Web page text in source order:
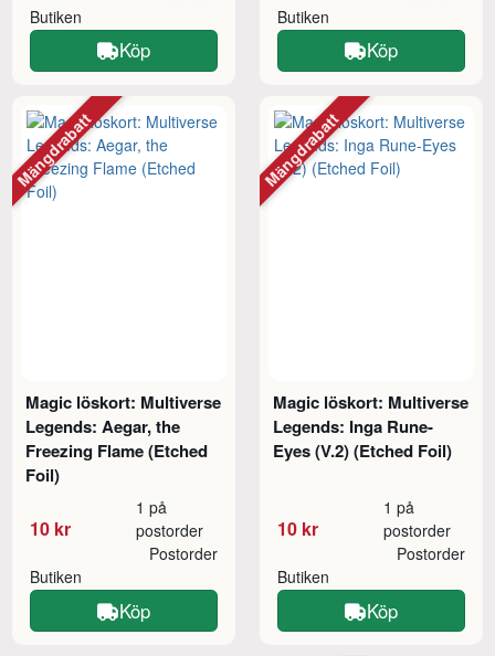
Butiken
Köp
Butiken
Köp
Magic löskort: Multiverse
Legends: Aegar, the
Freezing Flame (Etched
Foil)
10 kr
1 på
postorder
Butiken
Postorder
Köp
Mängdrabatt
Magic löskort: Multiverse
Legends: Inga Rune-
Eyes (V.2) (Etched Foil)
10 kr
1 på
postorder
Butiken
Postorder
Köp
Mängdrabatt